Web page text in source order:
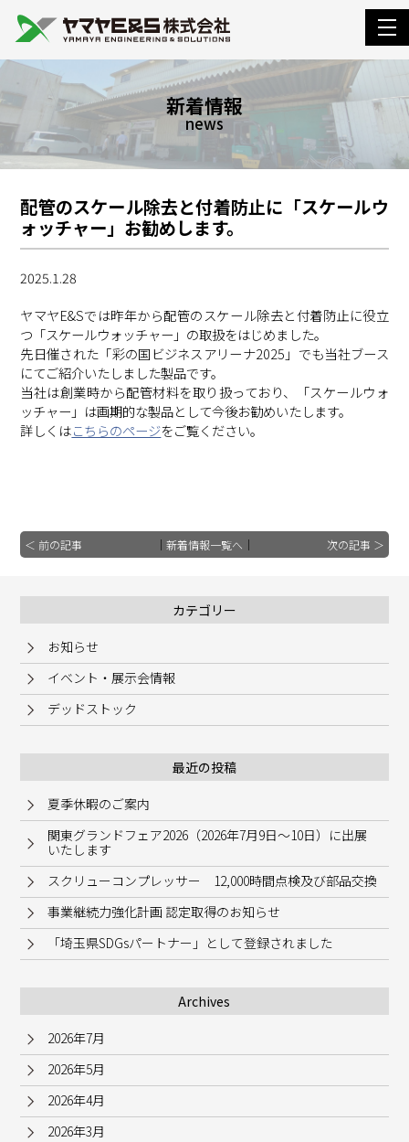
新着情報
news
配管のスケール除去と付着防止に「スケールウ
ォッチャー」お勧めします。
2025.1.28
ヤマヤE&Sでは昨年から配管のスケール除去と付着防止に役立
つ「スケールウォッチャー」の取扱をはじめました。
先日催された「彩の国ビジネスアリーナ2025」でも当社ブース
にてご紹介いたしました製品です。
当社は創業時から配管材料を取り扱っており、「スケールウォ
ッチャー」は画期的な製品として今後お勧めいたします。
詳しくはこちらのページをご覧ください。
＜ 前の記事 ｜ 新着情報一覧へ ｜ 次の記事 ＞
カテゴリー
お知らせ
イベント・展示会情報
デッドストック
最近の投稿
夏季休暇のご案内
関東グランドフェア2026（2026年7月9日～10日）に出展
いたします
スクリューコンプレッサー 12,000時間点検及び部品交換
事業継続力強化計画 認定取得のお知らせ
「埼玉県SDGsパートナー」として登録されました
Archives
2026年7月
2026年5月
2026年4月
2026年3月